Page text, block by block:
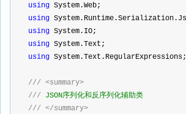
using System.Web;
using
using System.IO;
using System.Text;
using System.Text.RegularExpressions;
/// <summary>
/// JSON序列化和反序列化辅助类
/// </summary>